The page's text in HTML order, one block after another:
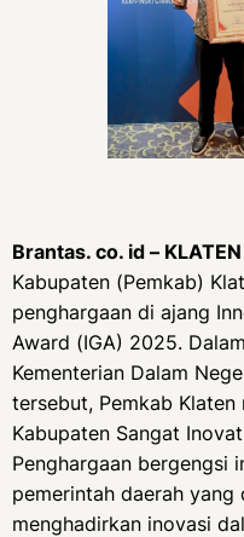
Brantas. co. id – KLATEN
Kabupaten (Pemkab)
penghargaan di ajang
Award (IGA) 2025.
Kementerian Dalam
tersebut, Pemkab
Kabupaten Sangat
Penghargaan bergengsi
pemerintah daerah yang
menghadirkan inovasi